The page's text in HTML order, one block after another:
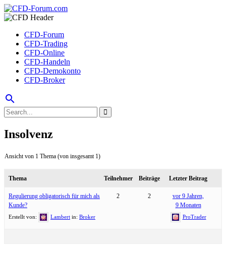
CFD-Forum
CFD-Trading
CFD-Online
CFD-Handeln
CFD-Demokonto
CFD-Broker
search
Insolvenz
Ansicht von 1 Thema (von insgesamt 1)
Thema Teilnehmer Beiträge Letzter Beitrag
Regulierung obligatorisch für mich als
Kunde?
Erstellt von: Lambert in: Broker
2 2
vor 9 Jahren,
9 Monaten
ProTrader